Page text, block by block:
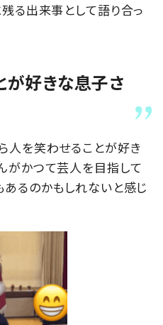
る出来事として語り合っ
が好きな息子さ
人を笑わせることが好き
がかつて芸人を目指して
あるのかもしれないと感じ